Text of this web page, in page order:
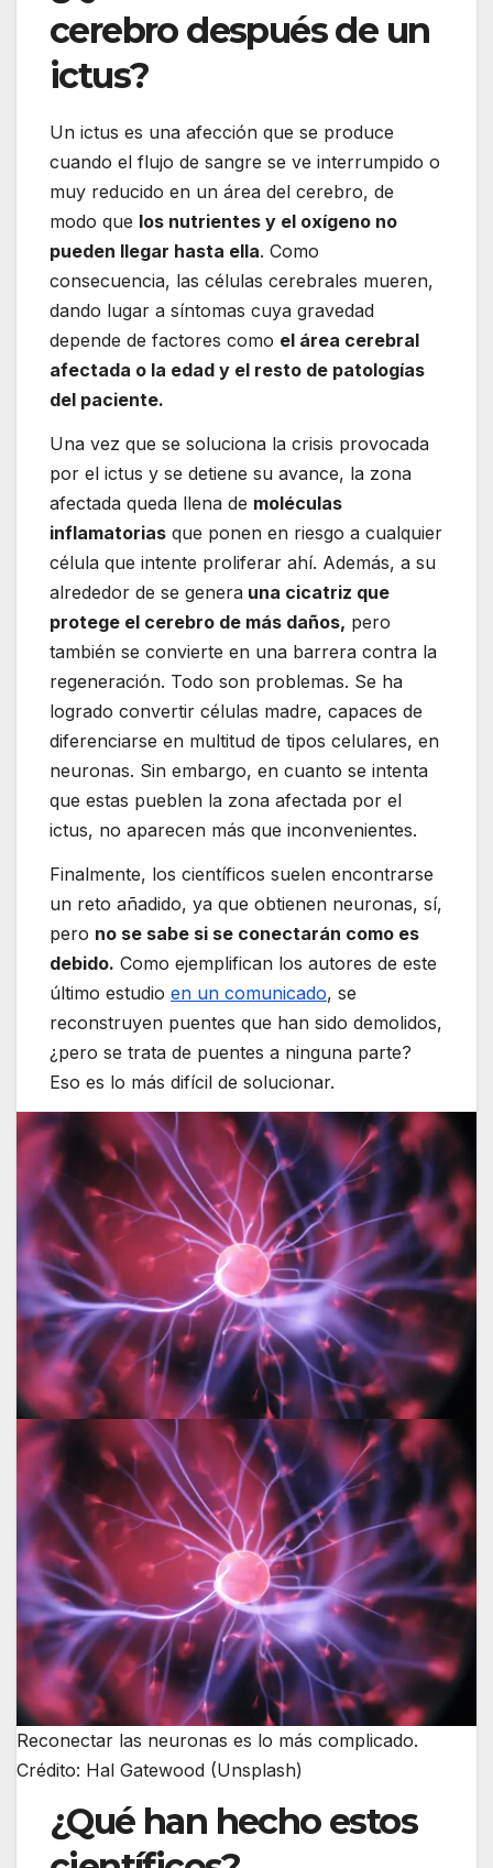
cerebro después de un
ictus?
Un ictus es una afección que se produce
cuando el flujo de sangre se ve interrumpido o
muy reducido en un área del cerebro, de
modo que los nutrientes y el oxígeno no
pueden llegar hasta ella. Como
consecuencia, las células cerebrales mueren,
dando lugar a síntomas cuya gravedad
depende de factores como el área cerebral
afectada o la edad y el resto de patologías
del paciente.
Una vez que se soluciona la crisis provocada
por el ictus y se detiene su avance, la zona
afectada queda llena de moléculas
inflamatorias que ponen en riesgo a cualquier
célula que intente proliferar ahí. Además, a su
alrededor de se genera una cicatriz que
protege el cerebro de más daños, pero
también se convierte en una barrera contra la
regeneración. Todo son problemas. Se ha
logrado convertir células madre, capaces de
diferenciarse en multitud de tipos celulares, en
neuronas. Sin embargo, en cuanto se intenta
que estas pueblen la zona afectada por el
ictus, no aparecen más que inconvenientes.
Finalmente, los científicos suelen encontrarse
un reto añadido, ya que obtienen neuronas, sí,
pero no se sabe si se conectarán como es
debido. Como ejemplifican los autores de este
último estudio en un comunicado, se
reconstruyen puentes que han sido demolidos,
¿pero se trata de puentes a ninguna parte?
Eso es lo más difícil de solucionar.
Reconectar las neuronas es lo más complicado.
Crédito: Hal Gatewood (Unsplash)
¿Qué han hecho estos